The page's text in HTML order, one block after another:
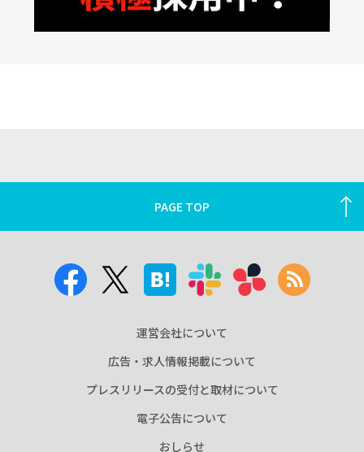
PAGE TOP
運営会社について
広告・求人情報掲載について
プレスリリースの受付と取材について
電子公告について
おしらせ